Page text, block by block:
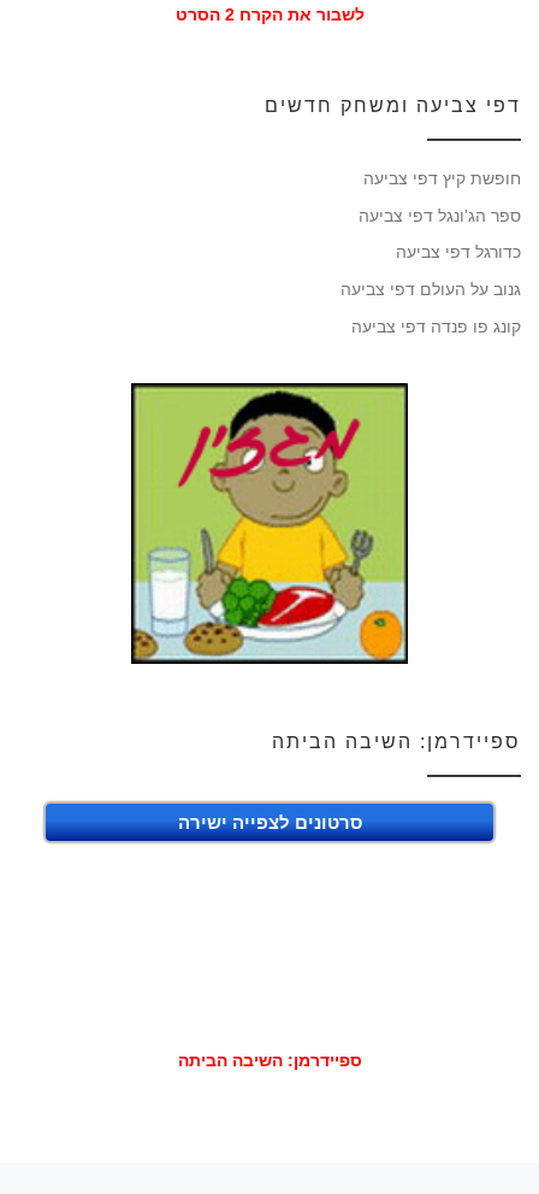
לשבור את הקרח 2 הסרט
דפי צביעה ומשחק חדשים
חופשת קיץ דפי צביעה
ספר הג'ונגל דפי צביעה
כדורגל דפי צביעה
גנוב על העולם דפי צביעה
קונג פו פנדה דפי צביעה
ספיידרמן: השיבה הביתה
סרטונים לצפייה ישירה
ספיידרמן: השיבה הביתה